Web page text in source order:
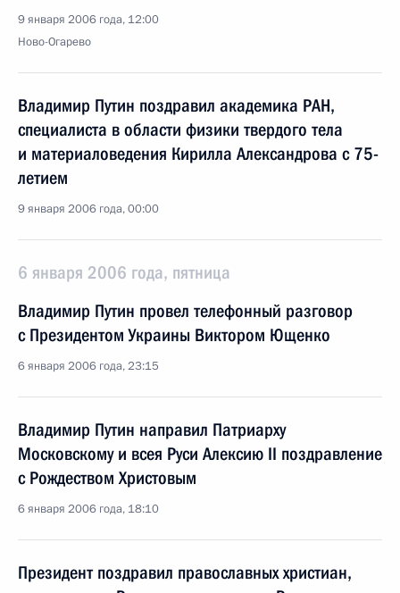
9 января 2006 года, 12:00
Ново-Огарево
Владимир Путин поздравил академика РАН,
специалиста в области физики твердого тела
и материаловедения Кирилла Александрова с 75-
летием
9 января 2006 года, 00:00
6 января 2006 года, пятница
Владимир Путин провел телефонный разговор
с Президентом Украины Виктором Ющенко
6 января 2006 года, 23:15
Владимир Путин направил Патриарху
Московскому и всея Руси Алексию II поздравление
с Рождеством Христовым
6 января 2006 года, 18:10
Президент поздравил православных христиан,